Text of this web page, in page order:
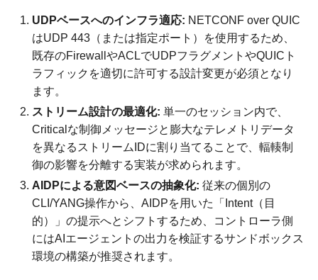
UDPベースへのインフラ適応: NETCONF over QUIC
はUDP 443（または指定ポート）を使用するため、
既存のFirewallやACLでUDPフラグメントやQUICト
ラフィックを適切に許可する設計変更が必須となり
ます。
ストリーム設計の最適化: 単一のセッション内で、
Criticalな制御メッセージと膨大なテレメトリデータ
を異なるストリームIDに割り当てることで、輻輳制
御の影響を分離する実装が求められます。
AIDPによる意図ベースの抽象化: 従来の個別の
CLI/YANG操作から、AIDPを用いた「Intent（目
的）」の提示へとシフトするため、コントローラ側
にはAIエージェントの出力を検証するサンドボックス
環境の構築が推奨されます。